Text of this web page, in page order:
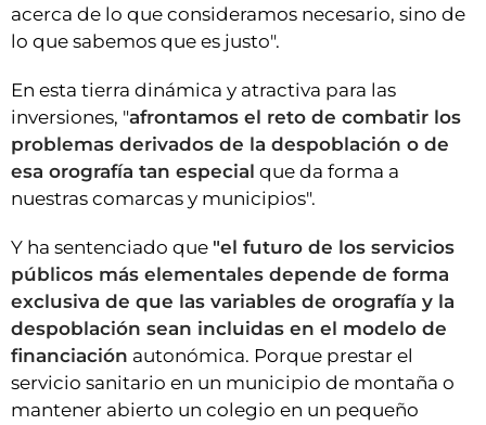
acerca de lo que consideramos necesario, sino de
lo que sabemos que es justo".
En esta tierra dinámica y atractiva para las
inversiones, "afrontamos el reto de combatir los
problemas derivados de la despoblación o de
esa orografía tan especial que da forma a
nuestras comarcas y municipios".
Y ha sentenciado que "el futuro de los servicios
públicos más elementales depende de forma
exclusiva de que las variables de orografía y la
despoblación sean incluidas en el modelo de
financiación autonómica. Porque prestar el
servicio sanitario en un municipio de montaña o
mantener abierto un colegio en un pequeño